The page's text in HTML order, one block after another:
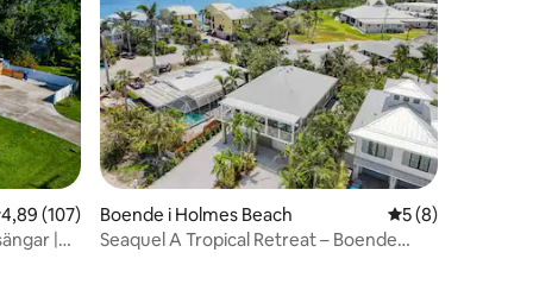
av 5 i genomsnittligt betyg, 107 omdömen
4,89 (107)
|
Boende i Holmes Beach 5 av 5 i
5 (8)
Seaquel A Tropical Retreat – Boende